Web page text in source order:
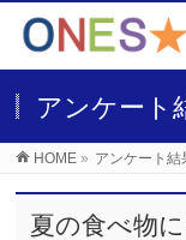
アンケート
HOME » アンケート結
夏の食べ物